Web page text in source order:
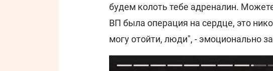
будем колоть тебе адреналин.
ВП была операция на сердце, это
могу отойти, люди", - эмоционально